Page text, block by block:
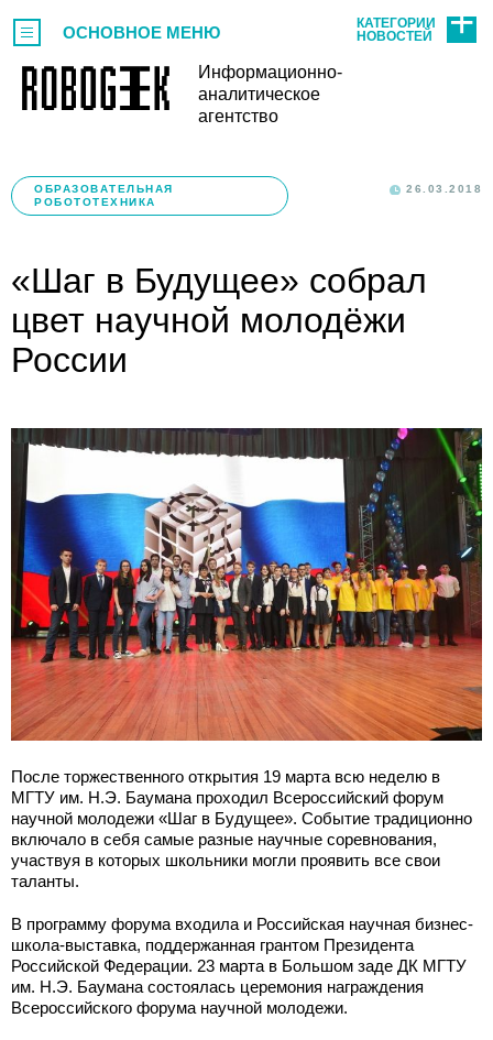
Информационно-
аналитическое
агентство
ОСНОВНОЕ МЕНЮ
КАТЕГОРИИ
НОВОСТЕЙ
ОБРАЗОВАТЕЛЬНАЯ
РОБОТОТЕХНИКА
26.03.2018
«Шаг в Будущее» собрал
цвет научной молодёжи
России
После торжественного открытия 19 марта всю неделю в
МГТУ им. Н.Э. Баумана проходил Всероссийский форум
научной молодежи «Шаг в Будущее». Событие традиционно
включало в себя самые разные научные соревнования,
участвуя в которых школьники могли проявить все свои
таланты.
В программу форума входила и Российская научная бизнес-
школа-выставка, поддержанная грантом Президента
Российской Федерации. 23 марта в Большом заде ДК МГТУ
им. Н.Э. Баумана состоялась церемония награждения
Всероссийского форума научной молодежи.